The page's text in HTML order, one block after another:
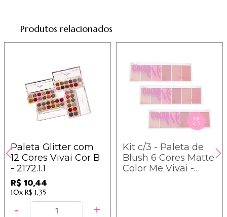
Produtos relacionados
Paleta Glitter com
12 Cores Vivai Cor B
- 2172.1.1
R$ 10,44
10x R$ 1,35
Kit c/3 - Paleta de
Blush 6 Cores Matte
Color Me Vivai -